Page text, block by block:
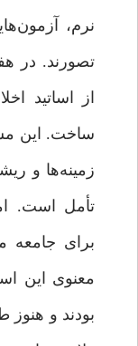
نرم،
تصورند. در
از اساتید
ساخت. این
زمینه‌ها و
تأمل است.
برای جامعه
معنوی این
بودند و هنوز